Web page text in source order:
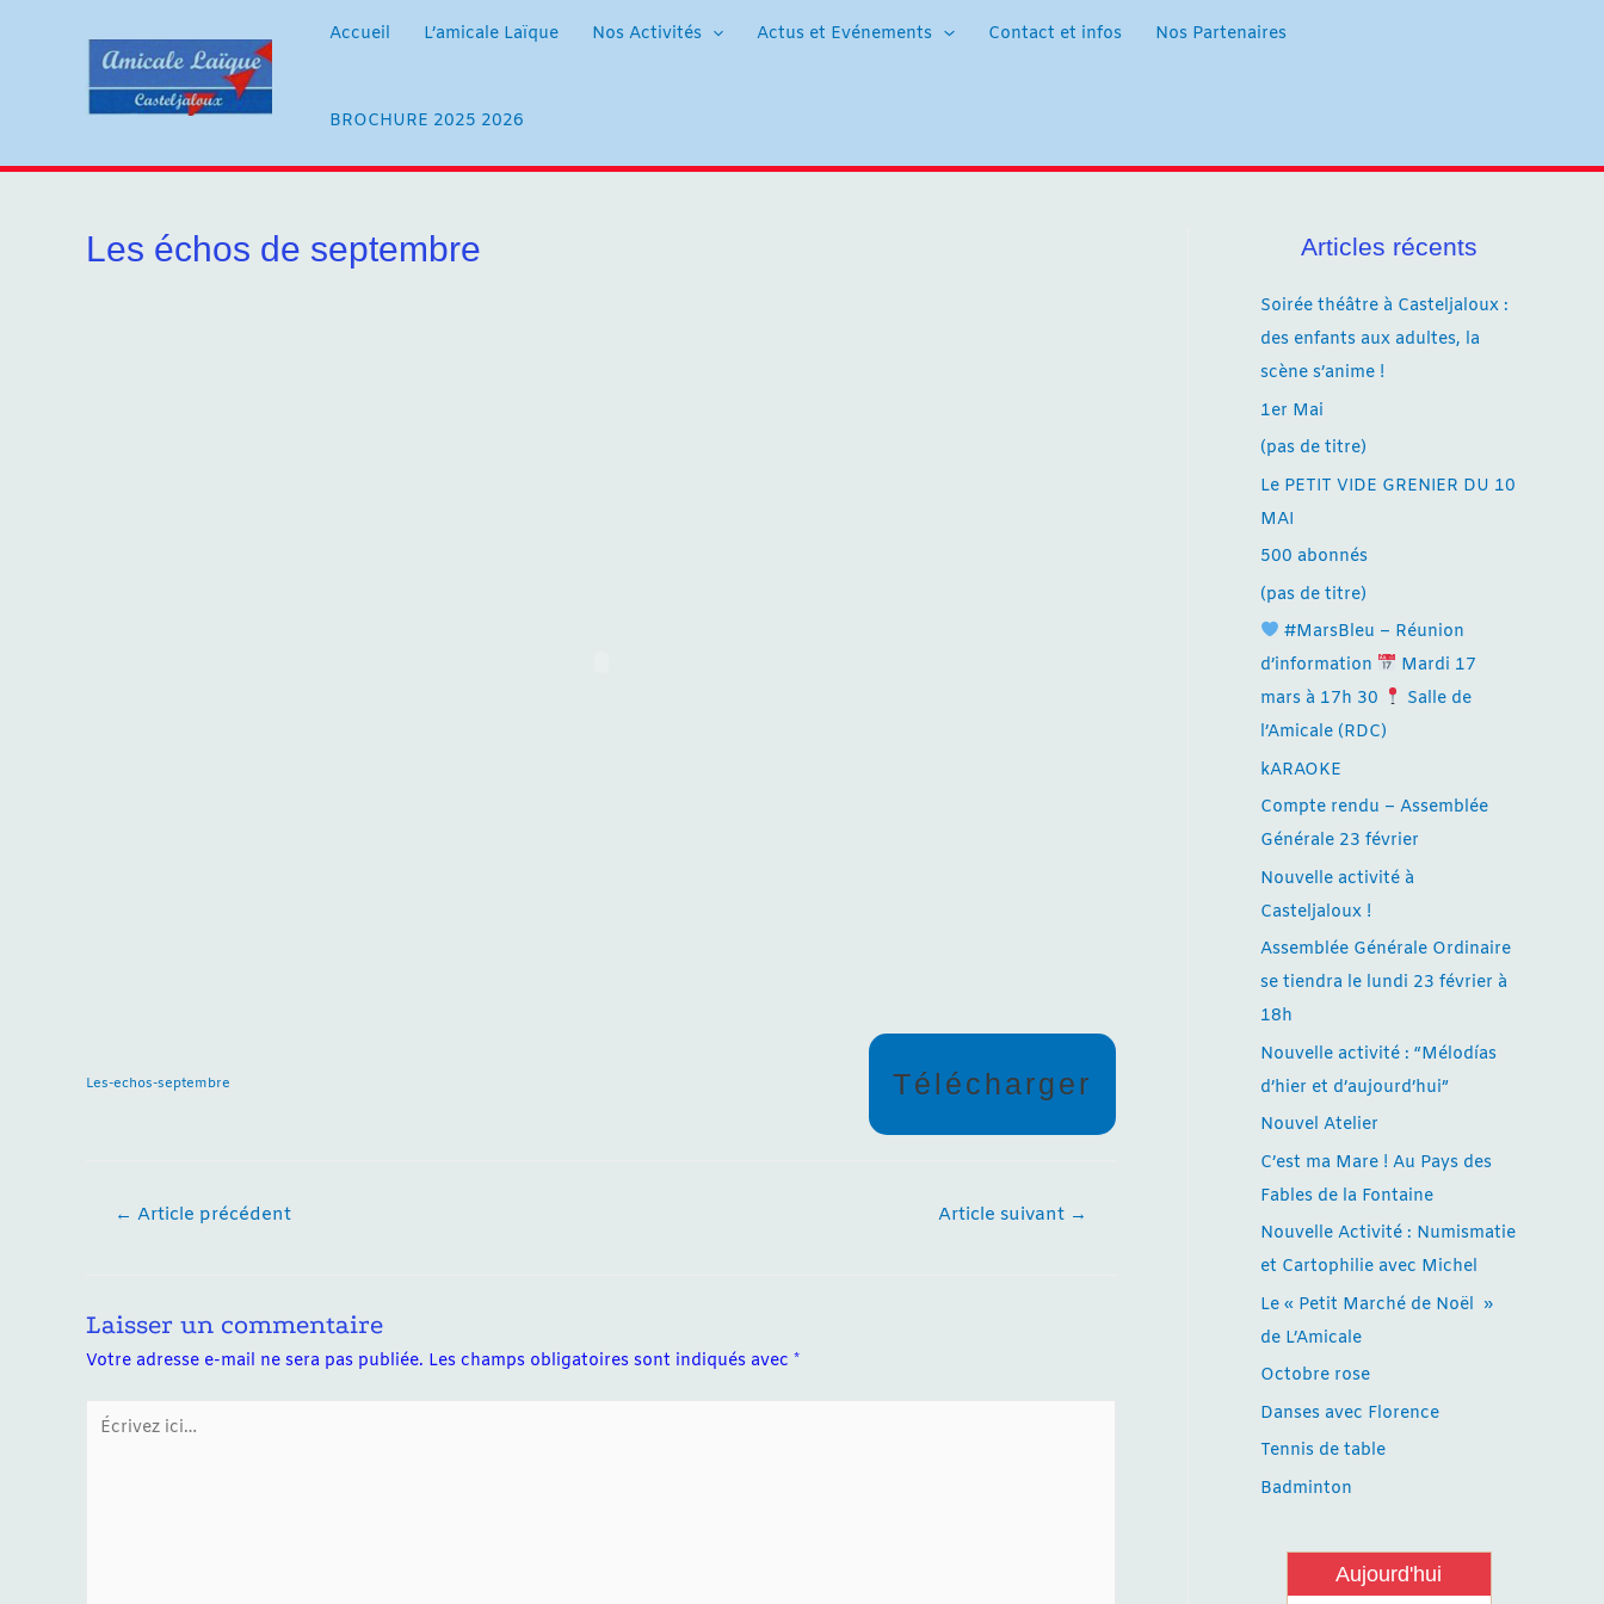
Accueil L’amicale Laïque Nos Activités Actus et Evénements Contact et infos Nos Partenaires
BROCHURE 2025 2026
Les échos de septembre
Les-echos-septembre Télécharger
Navigation
← Article précédent Article suivant →
Laisser un commentaire
Votre adresse e-mail ne sera pas publiée. Les champs obligatoires sont indiqués avec *
Écrivez
ici…
Articles récents
Soirée théâtre à Casteljaloux :
des enfants aux adultes, la
scène s’anime !
1er Mai
(pas de titre)
Le PETIT VIDE GRENIER DU 10
MAI
500 abonnés
(pas de titre)
#MarsBleu – Réunion
d’information
Mardi 17
mars à 17h 30
Salle de
l’Amicale (RDC)
kARAOKE
Compte rendu – Assemblée
Générale 23 février
Nouvelle activité à
Casteljaloux !
Assemblée Générale Ordinaire
se tiendra le lundi 23 février à
18h
Nouvelle activité : “Mélodías
d’hier et d’aujourd’hui”
Nouvel Atelier
C’est ma Mare ! Au Pays des
Fables de la Fontaine
Nouvelle Activité : Numismatie
et Cartophilie avec Michel
Le « Petit Marché de Noël »
de L’Amicale
Octobre rose
Danses avec Florence
Tennis de table
Badminton
Aujourd'hui